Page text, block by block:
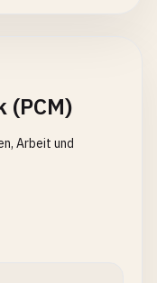
Arbeit und